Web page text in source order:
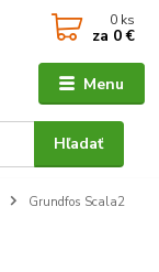
Menu
Hľadať
0 ks
za 0 €
Grundfos Scala2